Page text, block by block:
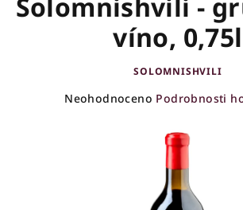
víno, 0,75l
SOLOMNISHVILI
Průměrné
Neohodnoceno Podrobnosti